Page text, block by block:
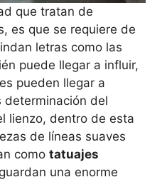
que tratan de
es que se requiere de
letras como las
puede llegar a influir,
pueden llegar a
determinación del
lienzo, dentro de esta
de líneas suaves
como tatuajes
una enorme